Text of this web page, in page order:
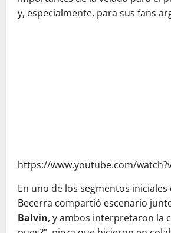
y, especialmente, para sus fans
https://www.youtube.com/
En uno de los segmentos iniciales
Becerra compartió escenario
Balvin, y ambos interpretaron la